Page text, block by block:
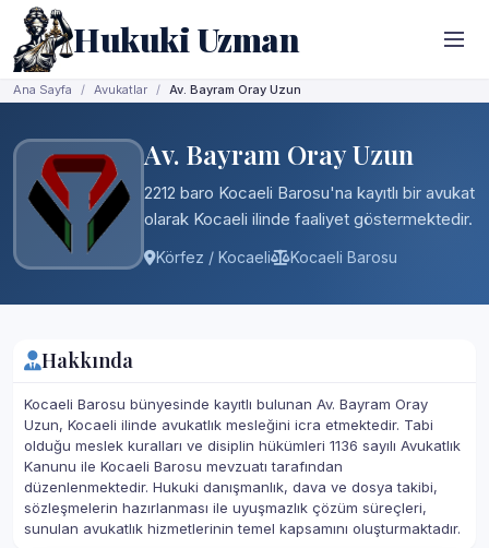
Hukuki Uzman
Ana Sayfa Avukatlar Av. Bayram Oray Uzun
Av. Bayram Oray Uzun
2212 baro Kocaeli Barosu'na kayıtlı bir avukat
olarak Kocaeli ilinde faaliyet göstermektedir.
Körfez / Kocaeli Kocaeli Barosu
Hakkında
Kocaeli Barosu bünyesinde kayıtlı bulunan Av. Bayram Oray
Uzun, Kocaeli ilinde avukatlık mesleğini icra etmektedir. Tabi
olduğu meslek kuralları ve disiplin hükümleri 1136 sayılı Avukatlık
Kanunu ile Kocaeli Barosu mevzuatı tarafından
düzenlenmektedir. Hukuki danışmanlık, dava ve dosya takibi,
sözleşmelerin hazırlanması ile uyuşmazlık çözüm süreçleri,
sunulan avukatlık hizmetlerinin temel kapsamını oluşturmaktadır.